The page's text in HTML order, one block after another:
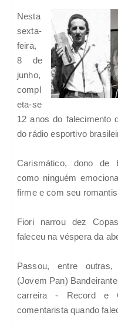
Nesta
sexta-
feira,
8 de
junho,
compl
eta-se
12 anos do falecimento
do rádio esportivo
Carismático, dono de
como ninguém
firme e com seu
Fiori narrou dez
faleceu na véspera da
Passou, entre outras,
(Jovem Pan)
carreira - Record e
comentarista quando